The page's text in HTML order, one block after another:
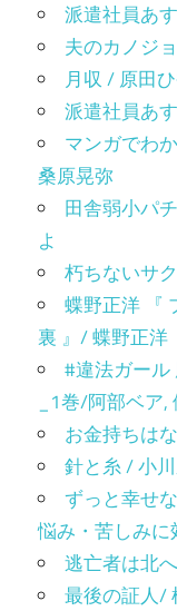
派遣社員あ
夫のカノジ
月収 / 原田
派遣社員あ
マンガでわ
桑原晃弥
田舎弱小パ
よ
朽ちないサ
蝶野正洋 『
裏 』/ 蝶野正洋
#違法ガール
_1巻/阿部ベア
お金持ちは
針と糸 / 小
ずっと幸せ
悩み・苦しみ
逃亡者は北
最後の証人/